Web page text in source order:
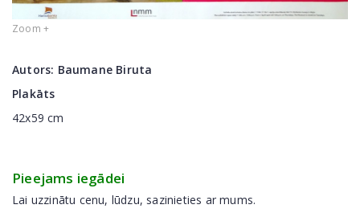
Zoom +
Autors: Baumane Biruta
Plakāts
42x59 сm
Pieejams iegādei
Lai uzzinātu cenu, lūdzu, sazinieties ar mums.